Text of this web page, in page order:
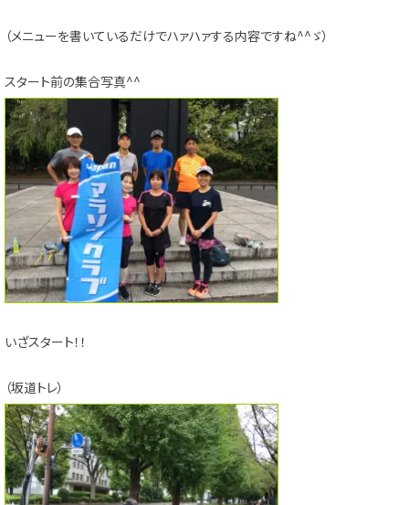
（メニューを書いているだけでハァハァする内容ですね^^ゞ）
スタート前の集合写真^^
いざスタート！！
（坂道トレ）